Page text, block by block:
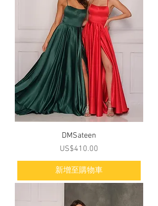
DMSateen
價格
US$410.00
新增至購物車